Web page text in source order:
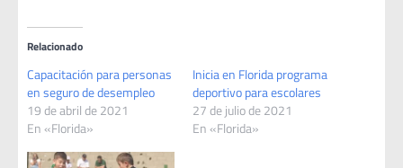
Relacionado
Capacitación para personas
en seguro de desempleo
19 de abril de 2021
En «Florida»
Inicia en Florida programa
deportivo para escolares
27 de julio de 2021
En «Florida»